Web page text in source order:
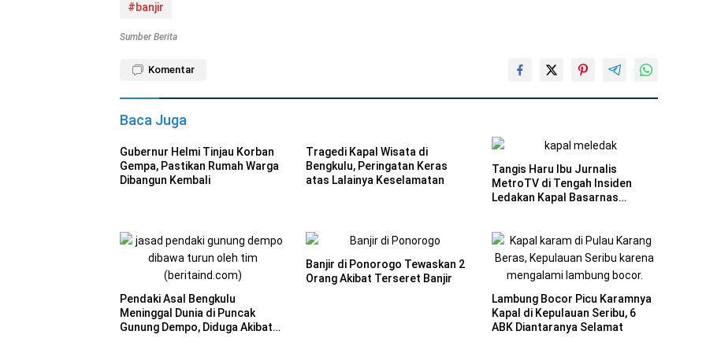
#banjir
Sumber Berita
Komentar
Baca Juga
Gubernur Helmi Tinjau Korban
Gempa, Pastikan Rumah Warga
Dibangun Kembali
Tragedi Kapal Wisata di
Bengkulu, Peringatan Keras
atas Lalainya Keselamatan
Tangis Haru Ibu Jurnalis
MetroTV di Tengah Insiden
Ledakan Kapal Basarnas
Pendaki Asal Bengkulu
Meninggal Dunia di Puncak
Gunung Dempo, Diduga Akibat
Banjir di Ponorogo Tewaskan 2
Orang Akibat Terseret Banjir
Lambung Bocor Picu Karamnya
Kapal di Kepulauan Seribu, 6
ABK Diantaranya Selamat